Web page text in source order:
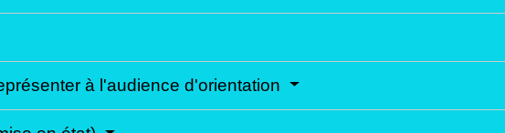
à l'audience d'orientation